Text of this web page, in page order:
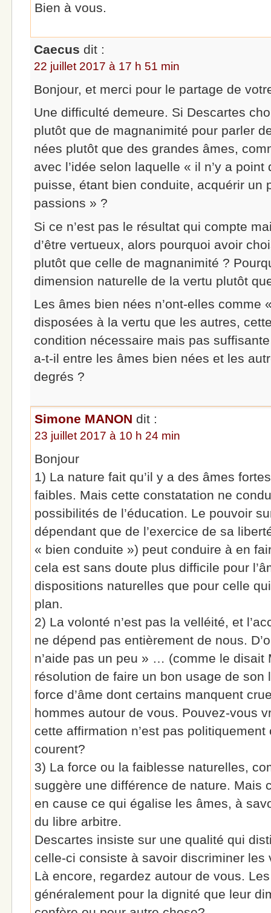
Bien à vous.
Caecus dit :
22 juillet 2017 à 17 h 51 min
Bonjour, et merci pour le partage de
Une difficulté demeure. Si Descartes
plutôt que de magnanimité pour parler
nées plutôt que des grandes âmes,
avec l’idée selon laquelle « il n’y a point
puisse, étant bien conduite, acquérir un
passions » ?
Si ce n’est pas le résultat qui compte
d’être vertueux, alors pourquoi avoir
plutôt que celle de magnanimité ?
dimension naturelle de la vertu plutôt
Les âmes bien nées n’ont-elles comme
disposées à la vertu que les autres,
condition nécessaire mais pas
a-t-il entre les âmes bien nées et les
degrés ?
Simone MANON dit :
23 juillet 2017 à 10 h 24 min
Bonjour
1) La nature fait qu’il y a des âmes
faibles. Mais cette constatation ne
possibilités de l’éducation. Le pouvoir
dépendant que de l’exercice de sa
« bien conduite ») peut conduire à en
cela est sans doute plus difficile pour
dispositions naturelles que pour celle
plan.
2) La volonté n’est pas la velléité, et
ne dépend pas entièrement de nous.
n’aide pas un peu » … (comme le disait
résolution de faire un bon usage de son
force d’âme dont certains manquent
hommes autour de vous. Pouvez-vous
cette affirmation n’est pas
courent?
3) La force ou la faiblesse naturelles,
suggère une différence de nature. Mais
en cause ce qui égalise les âmes, à
du libre arbitre.
Descartes insiste sur une qualité qui
celle-ci consiste à savoir discriminer
Là encore, regardez autour de vous.
généralement pour la dignité que leur